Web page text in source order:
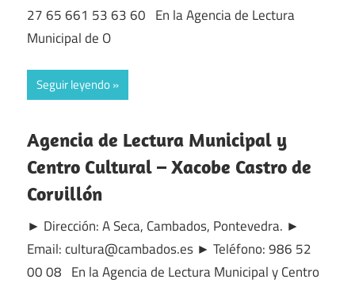
27 65 661 53 63 60 En la Agencia de Lectura
Municipal de O
Seguir leyendo
Agencia de Lectura Municipal y
Centro Cultural – Xacobe Castro de
Corvillón
► Dirección: A Seca, Cambados, Pontevedra. ►
Email: cultura@cambados.es ► Teléfono: 986 52
00 08 En la Agencia de Lectura Municipal y Centro